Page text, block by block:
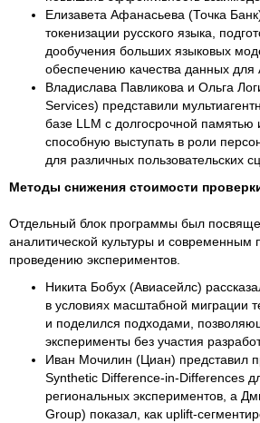
Елизавета Афанасьева (Точка
токенизации русского языка,
дообучения больших языковых
обеспечению качества данных для
Владислава Павликова и Ольга
Services) представили
базе LLM с долгосрочной памятью
способную выступать в роли
для различных пользовательских
Методы снижения стоимости
Отдельный блок программы был
аналитической культуры и современным
проведению экспериментов.
Никита Бобух (Авиасейлс)
в условиях масштабной миграции
и поделился подходами,
эксперименты без участия
Иван Мочилин (Циан) представил
Synthetic Difference-in-Differences
региональных экспериментов, а
Group) показал, как uplift-